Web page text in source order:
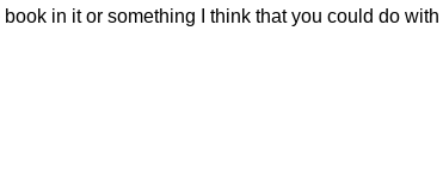
in it or something I think that you could do